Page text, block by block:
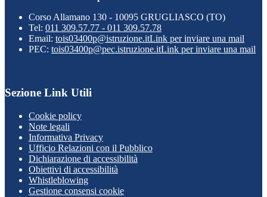
Corso Allamano 130 - 10095 GRUGLIASCO (TO)
Tel: 011 309.57.77 - 011 309.57.78
Email: tois03400p@istruzione.itLink per inviare una mail
PEC: tois03400p@pec.istruzione.itLink per inviare una mail
Sezione Link Utili
Cookie policy
Note legali
Informativa Privacy
Ufficio Relazioni con il Pubblico
Dichiarazione di accessibilità
Obiettivi di accessibilità
Whistleblowing
Gestione consensi cookie